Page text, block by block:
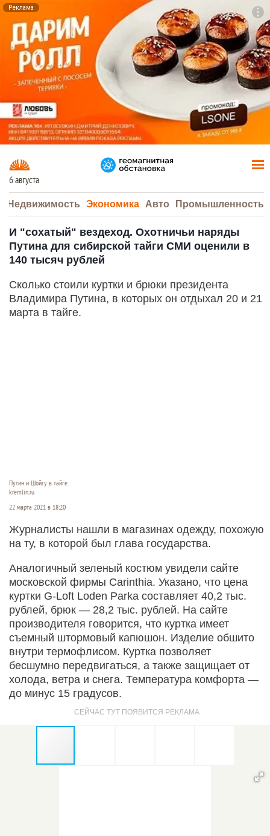
Реклама
6 августа
Недвижимость Экономика Авто Промышленность
И "сохатый" вездеход. Охотничьи наряды
Путина для сибирской тайги СМИ оценили в
140 тысяч рублей
Сколько стоили куртки и брюки президента
Владимира Путина, в которых он отдыхал 20 и 21
марта в тайге.
Путин и Шойгу в тайге.
kremlin.ru
22 марта 2021 в 18:20
Журналисты нашли в магазинах одежду, похожую
на ту, в которой был глава государства.
Аналогичный зеленый костюм увидели сайте
московской фирмы Carinthia. Указано, что цена
куртки G-Loft Loden Parka составляет 40,2 тыс.
рублей, брюк — 28,2 тыс. рублей. На сайте
производителя говорится, что куртка имеет
съемный штормовый капюшон. Изделие обшито
внутри термофлисом. Куртка позволяет
бесшумно передвигаться, а также защищает от
холода, ветра и снега. Температура комфорта —
до минус 15 градусов.